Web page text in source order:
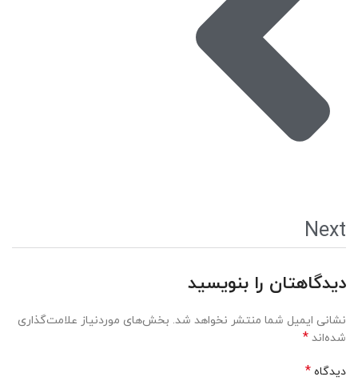
Next
دیدگاهتان را بنویسید
نشانی ایمیل شما منتشر نخواهد شد. بخش‌های موردنیاز علامت‌گذاری
شده‌اند *
دیدگاه *